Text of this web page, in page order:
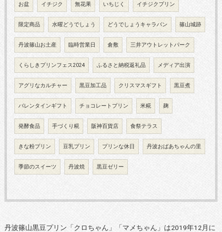
お盆 イチジク 無花果 いちじく イチジクプリン
限定商品 水曜どうでしょう どうでしょうキャラバン 篠山城跡
丹波篠山お土産 臨時営業日 倉敷 三井アウトレットパーク
くらしきプリンフェス2024 ふるさと納税返礼品 メディア出演
アグリなカルチャー 黒豆加工品 クリスマスギフト 黒豆煮
バレンタインギフト チョコレートプリン 米糀 麹
発酵食品 手づくり糀 阪神百貨店 食祭テラス
きな粉プリン 豆乳プリン プリンな休日 丹波おばあちゃんの里
季節のスイーツ 丹波焼 黒豆ゼリー
丹波篠山黒豆プリン「クロちゃん」「マメちゃん」は2019年12月に